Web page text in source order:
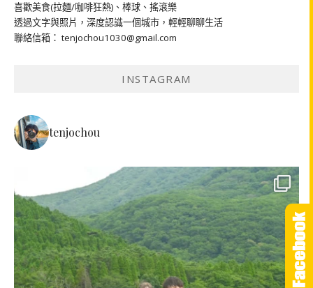
喜歡美食(拉麵/咖啡狂熱)、棒球、搖滾樂
透過文字與照片，深度認識一個城市，輕輕聊聊生活
聯絡信箱： tenjochou1030@gmail.com
INSTAGRAM
tenjochou